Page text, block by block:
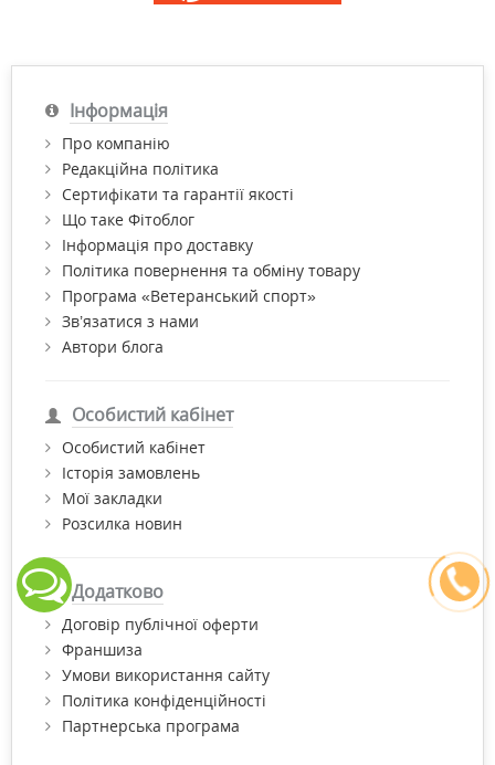
Інформація
Про компанію
Редакційна політика
Сертифікати та гарантії якості
Що таке Фітоблог
Інформація про доставку
Політика повернення та обміну товару
Програма «Ветеранський спорт»
Зв’язатися з нами
Автори блога
Особистий кабінет
Особистий кабінет
Історія замовлень
Мої закладки
Розсилка новин
Додатково
Договір публічної оферти
Франшиза
Умови використання сайту
Політика конфіденційності
Партнерська програма